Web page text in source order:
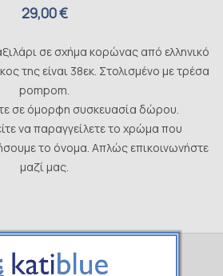
29,00 €
σε σχήμα κορώνας από ελληνικό
της είναι 38εκ. Στολισμένo με τρέσα
pompom.
σε όμορφη συσκευασία δώρου.
να παραγγείλετε το χρώμα που
το όνομα. Απλώς επικοινωνήστε
μαζί μας.